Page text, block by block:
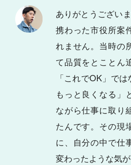
ありがとうござい
携わった市役所案
れません。当時の
て品質をとことん
「これでOK」では
もっと良くなる」
ながら仕事に取り
たんです。その現
に、自分の中で仕
変わったような気が